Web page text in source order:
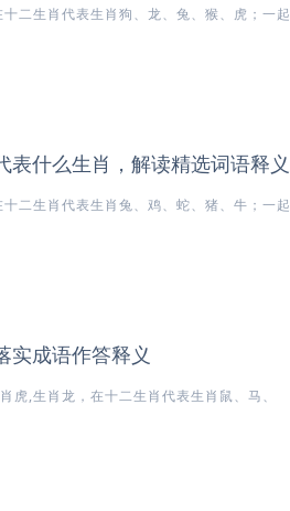
二生肖代表生肖狗、龙、兔、猴、虎；一起
什么生肖，解读精选词语释义
二生肖代表生肖兔、鸡、蛇、猪、牛；一起
实成语作答释义
,生肖龙，在十二生肖代表生肖鼠、马、